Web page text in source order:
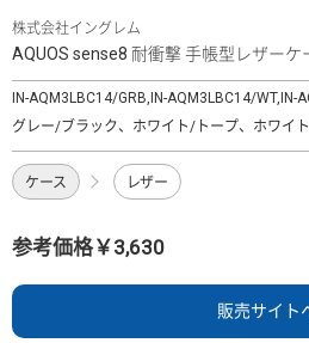
株式会社イングレム
AQUOS sense8 耐衝撃 手帳型レザーケ
IN-AQM3LBC14/GRB,IN-AQM3LBC14/WT,IN-
グレー/ブラック、ホワイト/トープ、ホワイ
ケース レザー
参考価格￥3,630
販売サイト